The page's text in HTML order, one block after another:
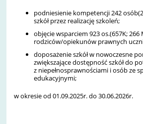
podniesienie kompetencji 242
szkół przez realizację szkoleń;
objęcie wsparciem 923 os.(657K; 266
rodziców/opiekunów prawnych
doposażenie szkół w nowoczesne
zwiększające dostępność szkół do
z niepełnosprawnościami i osób ze
edukacyjnymi;
w okresie od 01.09.2025r. do 30.06.2026r.